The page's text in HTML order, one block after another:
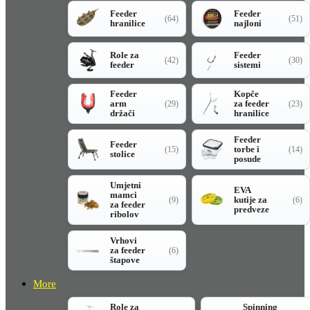
Feeder
hranilice
(64)
Feeder
najloni
(51)
Role za
feeder
(42)
Feeder
sistemi
(30)
Feeder
arm
držači
(29)
Kopče
za feeder
hranilice
(23)
Feeder
stolice
(15)
Feeder
torbe i
posude
(14)
Umjetni
mamci
za feeder
ribolov
(9)
EVA
kutije za
predveze
(6)
Vrhovi
za feeder
štapove
(6)
More
Role za
Spinning